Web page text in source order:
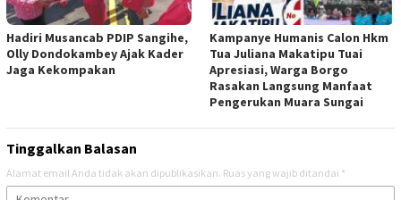
Hadiri Musancab PDIP Sangihe,
Olly Dondokambey Ajak Kader
Jaga Kekompakan
Kampanye Humanis Calon Hkm
Tua Juliana Makatipu Tuai
Apresiasi, Warga Borgo
Rasakan Langsung Manfaat
Pengerukan Muara Sungai
Tinggalkan Balasan
Alamat email Anda tidak akan dipublikasikan. Ruas yang wajib ditandai *